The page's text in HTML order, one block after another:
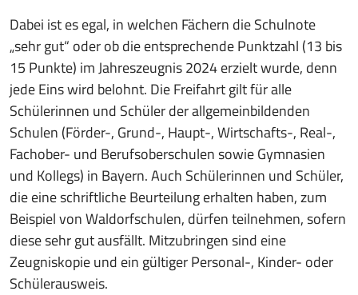
Dabei ist es egal, in welchen Fächern die Schulnote
„sehr gut“ oder ob die entsprechende Punktzahl (13 bis
15 Punkte) im Jahreszeugnis 2024 erzielt wurde, denn
jede Eins wird belohnt. Die Freifahrt gilt für alle
Schülerinnen und Schüler der allgemeinbildenden
Schulen (Förder-, Grund-, Haupt-, Wirtschafts-, Real-,
Fachober- und Berufsoberschulen sowie Gymnasien
und Kollegs) in Bayern. Auch Schülerinnen und Schüler,
die eine schriftliche Beurteilung erhalten haben, zum
Beispiel von Waldorfschulen, dürfen teilnehmen, sofern
diese sehr gut ausfällt. Mitzubringen sind eine
Zeugniskopie und ein gültiger Personal-, Kinder- oder
Schülerausweis.